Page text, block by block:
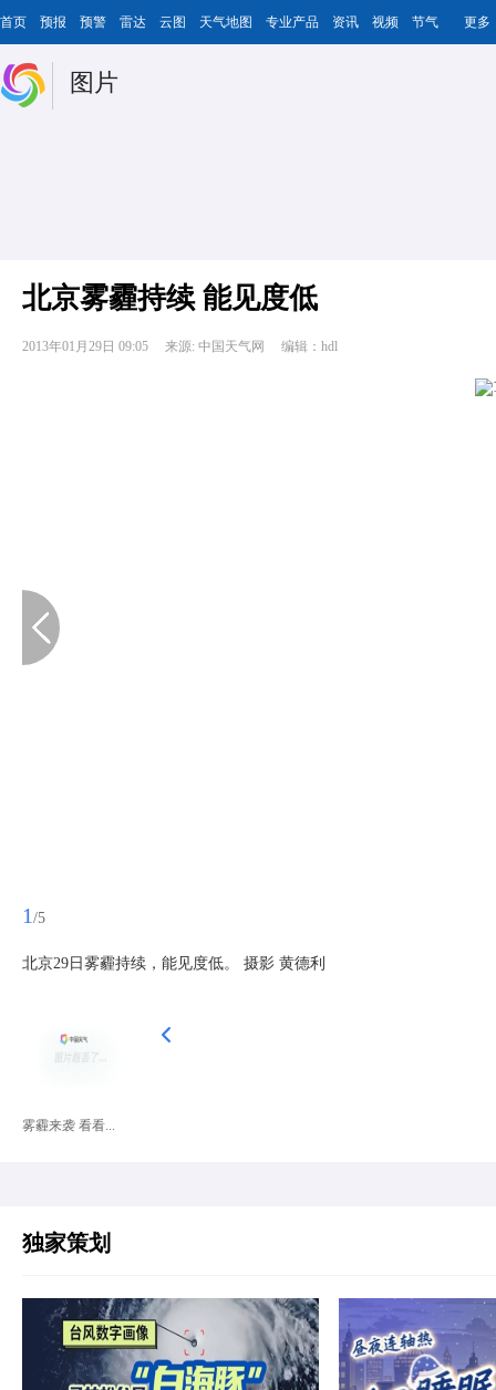
首页 预报 预警 雷达 云图 天气地图 专业产品 资讯 视频 节气 更多
图片
北京雾霾持续 能见度低
2013年01月29日 09:05 来源: 中国天气网 编辑：hdl
1 /5
北京29日雾霾持续，能见度低。 摄影 黄德利
雾霾来袭 看看...
独家策划